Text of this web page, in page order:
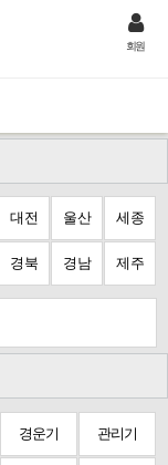
회원
대전 울산 세종
경북 경남 제주
경운기 관리기